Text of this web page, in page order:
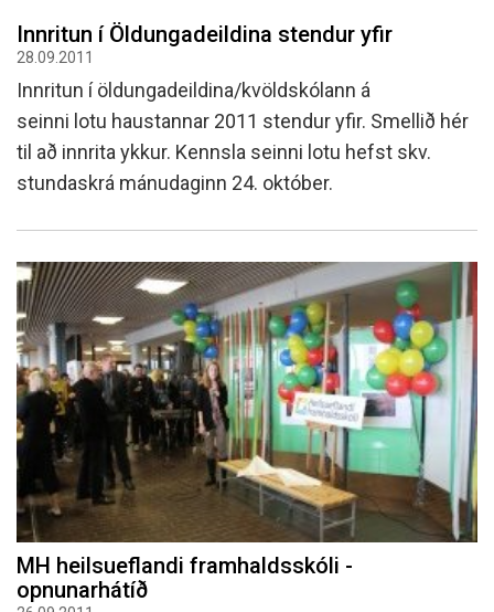
Innritun í Öldungadeildina stendur yfir
28.09.2011
Innritun í öldungadeildina/kvöldskólann á
seinni lotu haustannar 2011 stendur yfir. Smellið hér
til að innrita ykkur. Kennsla seinni lotu hefst skv.
stundaskrá mánudaginn 24. október.
MH heilsueflandi framhaldsskóli -
opnunarhátíð